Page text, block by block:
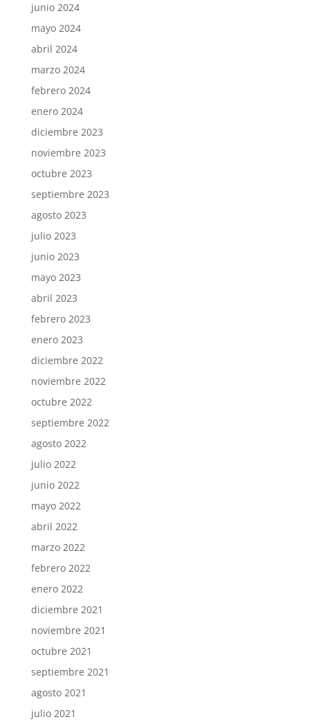
junio 2024
mayo 2024
abril 2024
marzo 2024
febrero 2024
enero 2024
diciembre 2023
noviembre 2023
octubre 2023
septiembre 2023
agosto 2023
julio 2023
junio 2023
mayo 2023
abril 2023
febrero 2023
enero 2023
diciembre 2022
noviembre 2022
octubre 2022
septiembre 2022
agosto 2022
julio 2022
junio 2022
mayo 2022
abril 2022
marzo 2022
febrero 2022
enero 2022
diciembre 2021
noviembre 2021
octubre 2021
septiembre 2021
agosto 2021
julio 2021